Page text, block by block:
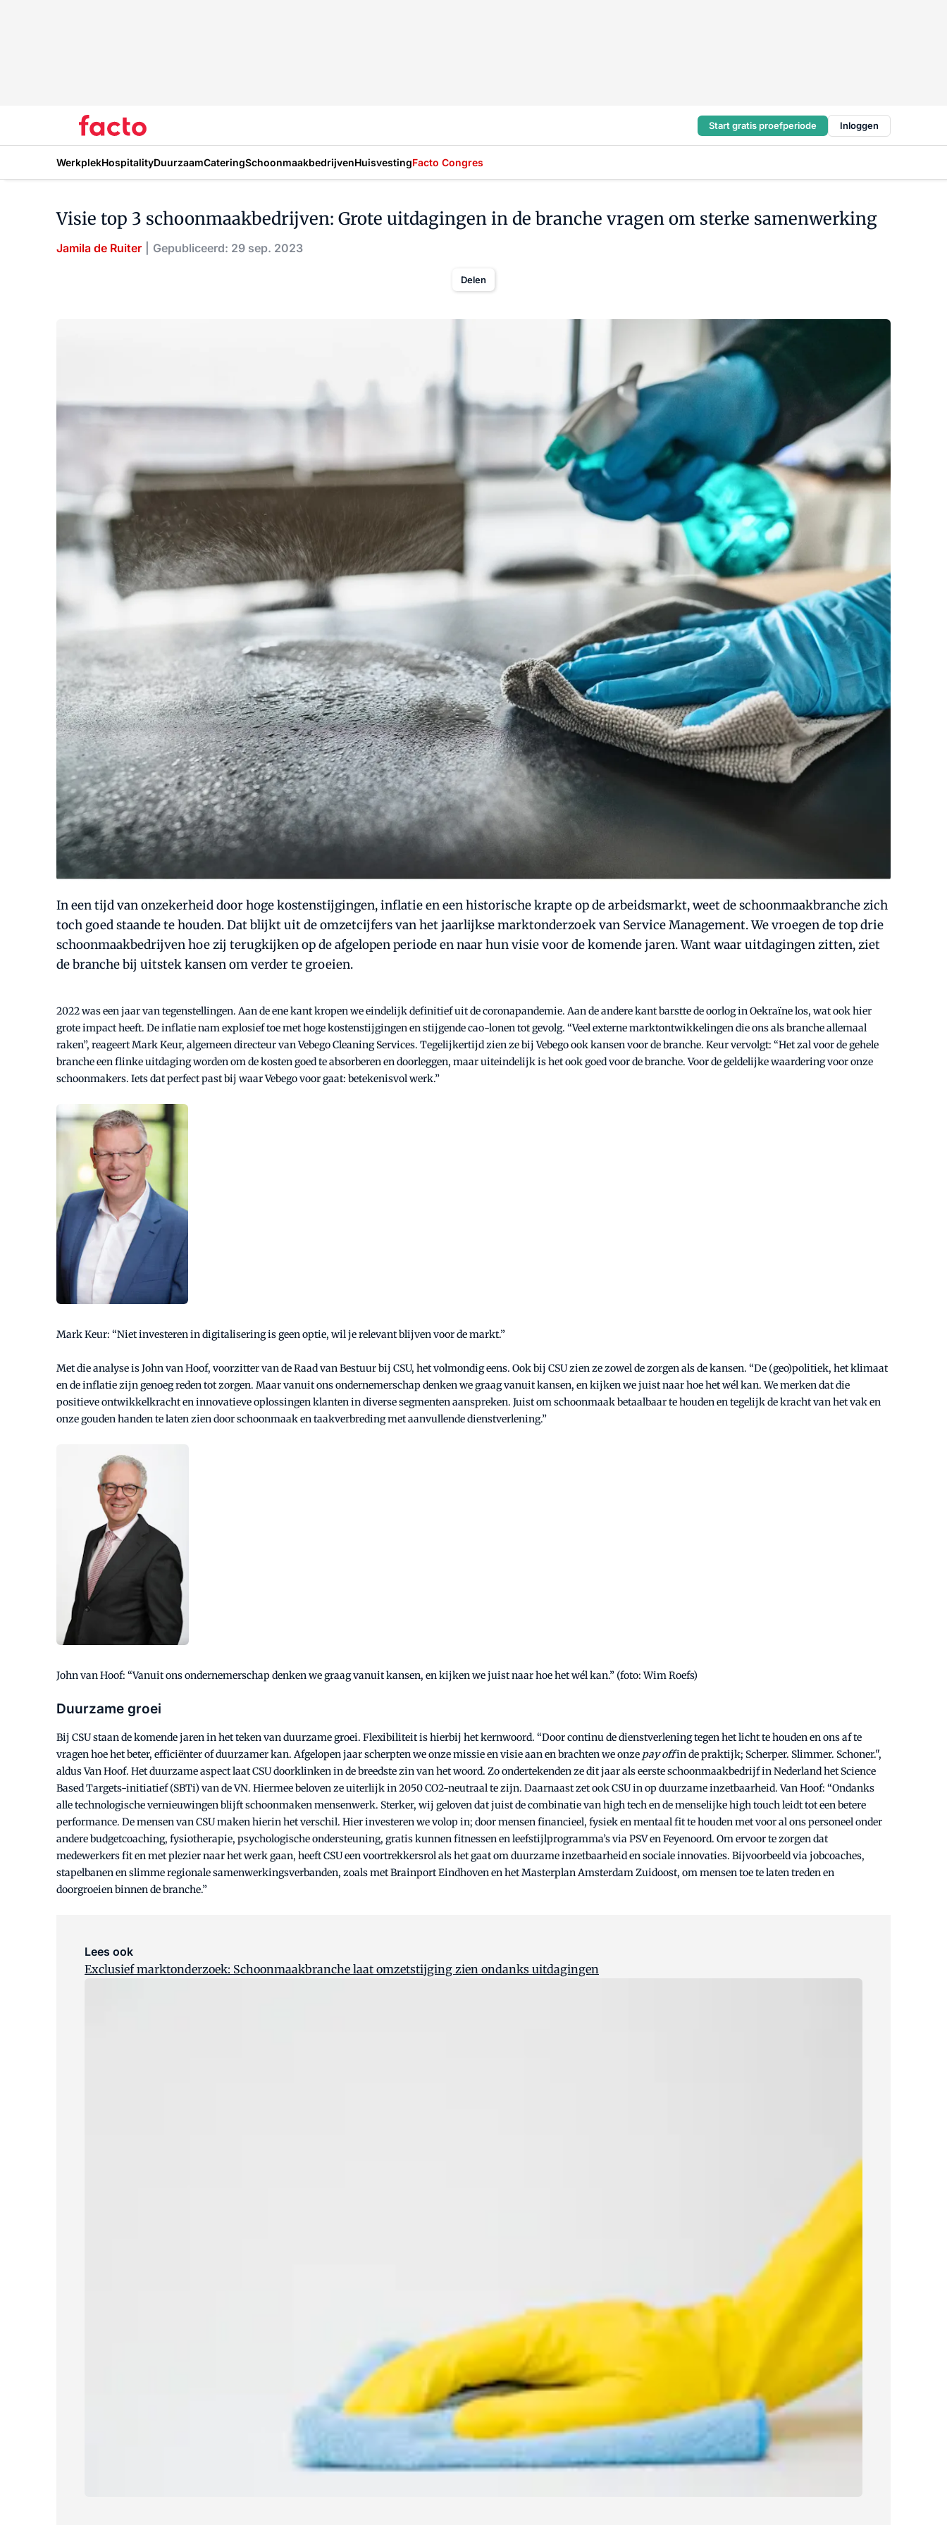
Start gratis proefperiode Inloggen
WerkplekHospitalityDuurzaamCateringSchoonmaakbedrijvenHuisvestingFacto Congres
Visie top 3 schoonmaakbedrijven: Grote uitdagingen in de branche vragen om sterke samenwerking
Jamila de Ruiter Gepubliceerd: 29 sep. 2023
Delen
In een tijd van onzekerheid door hoge kostenstijgingen, inflatie en een historische krapte op de arbeidsmarkt, weet de schoonmaakbranche zich
toch goed staande te houden. Dat blijkt uit de omzetcijfers van het jaarlijkse marktonderzoek van Service Management. We vroegen de top drie
schoonmaakbedrijven hoe zij terugkijken op de afgelopen periode en naar hun visie voor de komende jaren. Want waar uitdagingen zitten, ziet
de branche bij uitstek kansen om verder te groeien.
2022 was een jaar van tegenstellingen. Aan de ene kant kropen we eindelijk definitief uit de coronapandemie. Aan de andere kant barstte de oorlog in Oekraïne los, wat ook hier
grote impact heeft. De inflatie nam explosief toe met hoge kostenstijgingen en stijgende cao-lonen tot gevolg. “Veel externe marktontwikkelingen die ons als branche allemaal
raken”, reageert Mark Keur, algemeen directeur van Vebego Cleaning Services. Tegelijkertijd zien ze bij Vebego ook kansen voor de branche. Keur vervolgt: “Het zal voor de gehele
branche een flinke uitdaging worden om de kosten goed te absorberen en doorleggen, maar uiteindelijk is het ook goed voor de branche. Voor de geldelijke waardering voor onze
schoonmakers. Iets dat perfect past bij waar Vebego voor gaat: betekenisvol werk.”
Mark Keur: “Niet investeren in digitalisering is geen optie, wil je relevant blijven voor de markt.”
Met die analyse is John van Hoof, voorzitter van de Raad van Bestuur bij CSU, het volmondig eens. Ook bij CSU zien ze zowel de zorgen als de kansen. “De (geo)politiek, het klimaat
en de inflatie zijn genoeg reden tot zorgen. Maar vanuit ons ondernemerschap denken we graag vanuit kansen, en kijken we juist naar hoe het wél kan. We merken dat die
positieve ontwikkelkracht en innovatieve oplossingen klanten in diverse segmenten aanspreken. Juist om schoonmaak betaalbaar te houden en tegelijk de kracht van het vak en
onze gouden handen te laten zien door schoonmaak en taakverbreding met aanvullende dienstverlening.”
John van Hoof: “Vanuit ons ondernemerschap denken we graag vanuit kansen, en kijken we juist naar hoe het wél kan.” (foto: Wim Roefs)
Duurzame groei
Bij CSU staan de komende jaren in het teken van duurzame groei. Flexibiliteit is hierbij het kernwoord. “Door continu de dienstverlening tegen het licht te houden en ons af te
vragen hoe het beter, efficiënter of duurzamer kan. Afgelopen jaar scherpten we onze missie en visie aan en brachten we onze pay offin de praktijk; Scherper. Slimmer. Schoner.",
aldus Van Hoof. Het duurzame aspect laat CSU doorklinken in de breedste zin van het woord. Zo ondertekenden ze dit jaar als eerste schoonmaakbedrijf in Nederland het Science
Based Targets-initiatief (SBTi) van de VN. Hiermee beloven ze uiterlijk in 2050 CO2-neutraal te zijn. Daarnaast zet ook CSU in op duurzame inzetbaarheid. Van Hoof: “Ondanks
alle technologische vernieuwingen blijft schoonmaken mensenwerk. Sterker, wij geloven dat juist de combinatie van high tech en de menselijke high touch leidt tot een betere
performance. De mensen van CSU maken hierin het verschil. Hier investeren we volop in; door mensen financieel, fysiek en mentaal fit te houden met voor al ons personeel onder
andere budgetcoaching, fysiotherapie, psychologische ondersteuning, gratis kunnen fitnessen en leefstijlprogramma’s via PSV en Feyenoord. Om ervoor te zorgen dat
medewerkers fit en met plezier naar het werk gaan, heeft CSU een voortrekkersrol als het gaat om duurzame inzetbaarheid en sociale innovaties. Bijvoorbeeld via jobcoaches,
stapelbanen en slimme regionale samenwerkingsverbanden, zoals met Brainport Eindhoven en het Masterplan Amsterdam Zuidoost, om mensen toe te laten treden en
doorgroeien binnen de branche.”
Lees ook
Exclusief marktonderzoek: Schoonmaakbranche laat omzetstijging zien ondanks uitdagingen